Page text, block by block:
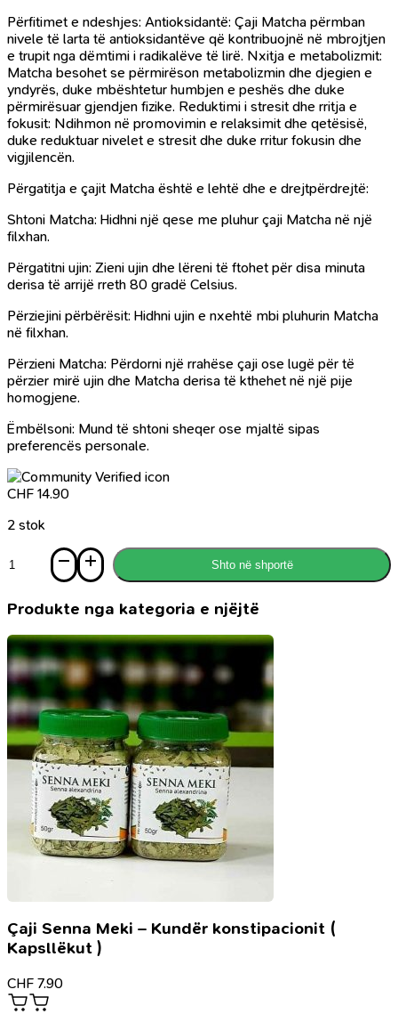
Përfitimet e ndeshjes: Antioksidantë: Çaji Matcha përmban
nivele të larta të antioksidantëve që kontribuojnë në mbrojtjen
e trupit nga dëmtimi i radikalëve të lirë. Nxitja e metabolizmit:
Matcha besohet se përmirëson metabolizmin dhe djegien e
yndyrës, duke mbështetur humbjen e peshës dhe duke
përmirësuar gjendjen fizike. Reduktimi i stresit dhe rritja e
fokusit: Ndihmon në promovimin e relaksimit dhe qetësisë,
duke reduktuar nivelet e stresit dhe duke rritur fokusin dhe
vigjilencën.
Përgatitja e çajit Matcha është e lehtë dhe e drejtpërdrejtë:
Shtoni Matcha: Hidhni një qese me pluhur çaji Matcha në një
filxhan.
Përgatitni ujin: Zieni ujin dhe lëreni të ftohet për disa minuta
derisa të arrijë rreth 80 gradë Celsius.
Përziejini përbërësit: Hidhni ujin e nxehtë mbi pluhurin Matcha
në filxhan.
Përzieni Matcha: Përdorni një rrahëse çaji ose lugë për të
përzier mirë ujin dhe Matcha derisa të kthehet në një pije
homogjene.
Ëmbëlsoni: Mund të shtoni sheqer ose mjaltë sipas
preferencës personale.
CHF 14.90
2 stok
Çaj
me
dredhëze
Shto në shportë
Produkte nga kategoria e njëjtë
Çaji Senna Meki – Kundër konstipacionit (
Kapsllëkut )
CHF 7.90